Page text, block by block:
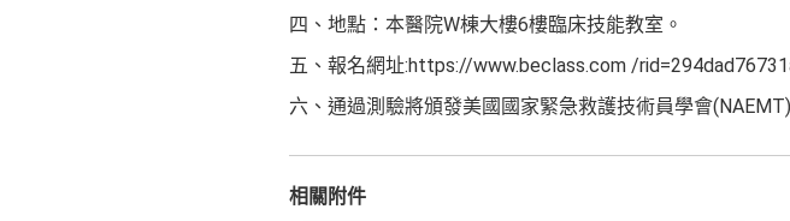
四、地點：本醫院W棟大樓6樓臨床技能教室。
五、報名網址:https://www.beclass.com /
六、通過測驗將頒發美國國家緊急救護技術員學會
相關附件